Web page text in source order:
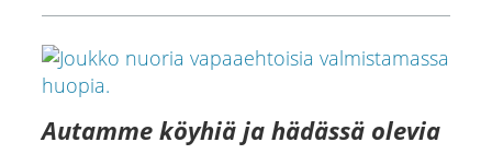
Autamme köyhiä ja hädässä olevia